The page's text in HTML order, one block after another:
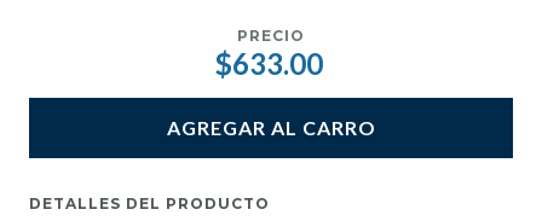
PRECIO
$633.00
AGREGAR AL CARRO
DETALLES DEL PRODUCTO